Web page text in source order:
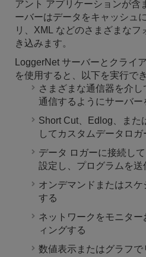
アント アプリケーションが含
ーバーはデータをキャッシュ
リ、XML などのさまざまな
き込みます。
LoggerNet サーバーとクライ
を使用すると、以下を実行で
さまざまな通信器を介
通信するようにサーバー
Short Cut、Edlog、また
してカスタムデータロ
データ ロガーに接続し
設定し、プログラムを送
オンデマンドまたはス
する
ネットワークをモニタ
ィングする
数値表示またはグラフ